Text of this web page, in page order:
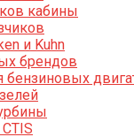
кабины
и Kuhn
брендов
бензиновых